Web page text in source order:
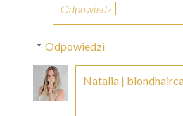
Odpowiedz
Odpowiedzi
Natalia |